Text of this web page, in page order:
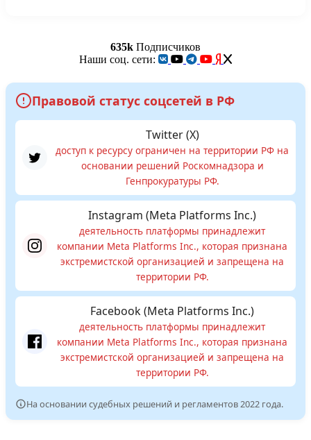
635k Подписчиков
Наши соц. сети:
Правовой статус соцсетей в РФ
Twitter (X)
доступ к ресурсу ограничен на территории РФ на
основании решений Роскомнадзора и
Генпрокуратуры РФ.
Instagram (Meta Platforms Inc.)
деятельность платформы принадлежит
компании Meta Platforms Inc., которая признана
экстремистской организацией и запрещена на
территории РФ.
Facebook (Meta Platforms Inc.)
деятельность платформы принадлежит
компании Meta Platforms Inc., которая признана
экстремистской организацией и запрещена на
территории РФ.
На основании судебных решений и регламентов 2022 года.